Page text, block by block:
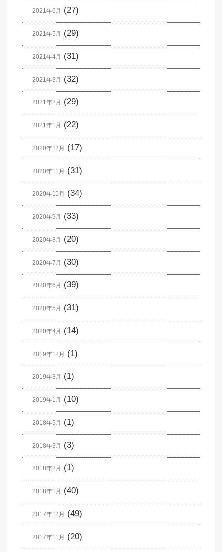
2021年6月 (27)
2021年5月 (29)
2021年4月 (31)
2021年3月 (32)
2021年2月 (29)
2021年1月 (22)
2020年12月 (17)
2020年11月 (31)
2020年10月 (34)
2020年9月 (33)
2020年8月 (20)
2020年7月 (30)
2020年6月 (39)
2020年5月 (31)
2020年4月 (14)
2019年12月 (1)
2019年3月 (1)
2019年1月 (10)
2018年5月 (1)
2018年3月 (3)
2018年2月 (1)
2018年1月 (40)
2017年12月 (49)
2017年11月 (20)